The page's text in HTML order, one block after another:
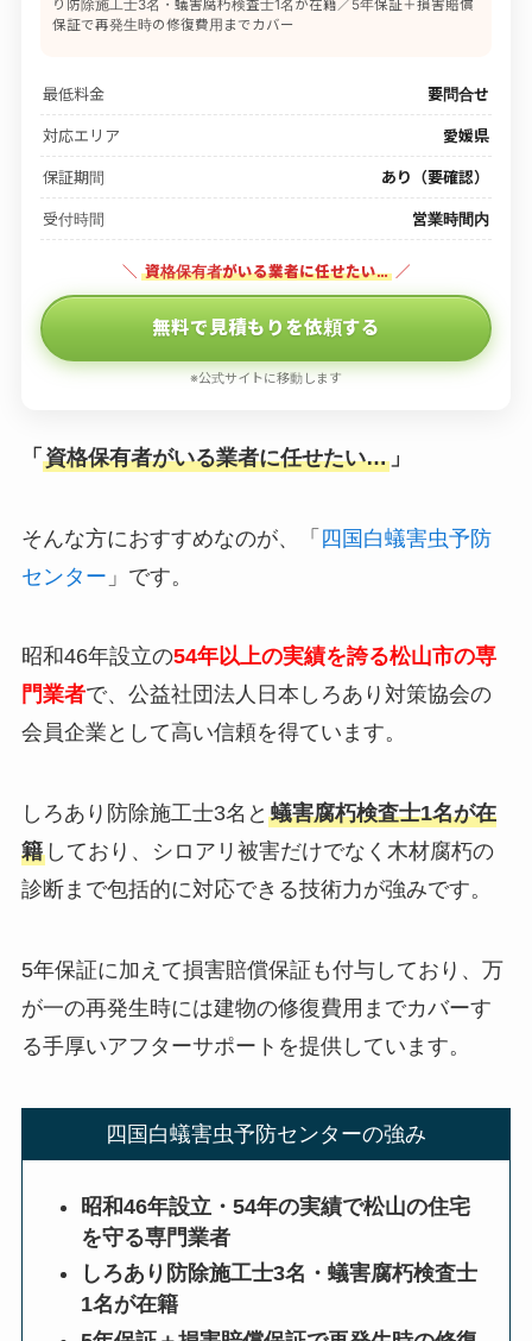
り防除施工士3名・蟻害腐朽検査士1名が在籍／5年保証＋損害賠償
保証で再発生時の修復費用までカバー
最低料金 要問合せ
対応エリア 愛媛県
保証期間 あり（要確認）
受付時間 営業時間内
＼ 資格保有者がいる業者に任せたい… ／
無料で見積もりを依頼する
※公式サイトに移動します
「 資格保有者がいる業者に任せたい…」
そんな方におすすめなのが、「 四国白蟻害虫予防
センター 」です。
昭和46年設立の54年以上の実績を誇る松山市の専
門業者で、公益社団法人日本しろあり対策協会の
会員企業として高い信頼を得ています。
しろあり防除施工士3名と 蟻害腐朽検査士1名が在
籍しており、シロアリ被害だけでなく木材腐朽の
診断まで包括的に対応できる技術力が強みです。
5年保証に加えて損害賠償保証も付与しており、万
が一の再発生時には建物の修復費用までカバーす
る手厚いアフターサポートを提供しています。
四国白蟻害虫予防センターの強み
昭和46年設立・54年の実績で松山の住宅
を守る専門業者
しろあり防除施工士3名・蟻害腐朽検査士
1名が在籍